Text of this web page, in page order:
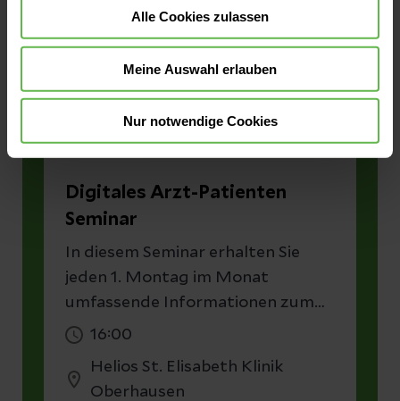
Alle Cookies zulassen
Meine Auswahl erlauben
Nur notwendige Cookies
Besucher:innen, Interessierte und
Ärzt:innen. Wir freuen uns auf Ihre
Event-Reihe
Digitales Arzt-Patienten
Seminar
In diesem Seminar erhalten Sie
jeden 1. Montag im Monat
umfassende Informationen zum
Thema krankhaftes Übergewicht.
Stunden. Während der
16:00
Helios St. Elisabeth Klinik
Oberhausen